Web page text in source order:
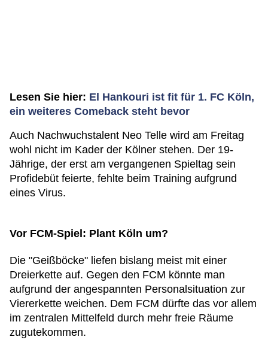
Lesen Sie hier: El Hankouri ist fit für 1. FC Köln,
ein weiteres Comeback steht bevor
Auch Nachwuchstalent Neo Telle wird am Freitag
wohl nicht im Kader der Kölner stehen. Der 19-
Jährige, der erst am vergangenen Spieltag sein
Profidebüt feierte, fehlte beim Training aufgrund
eines Virus.
Vor FCM-Spiel: Plant Köln um?
Die "Geißböcke" liefen bislang meist mit einer
Dreierkette auf. Gegen den FCM könnte man
aufgrund der angespannten Personalsituation zur
Viererkette weichen. Dem FCM dürfte das vor allem
im zentralen Mittelfeld durch mehr freie Räume
zugutekommen.